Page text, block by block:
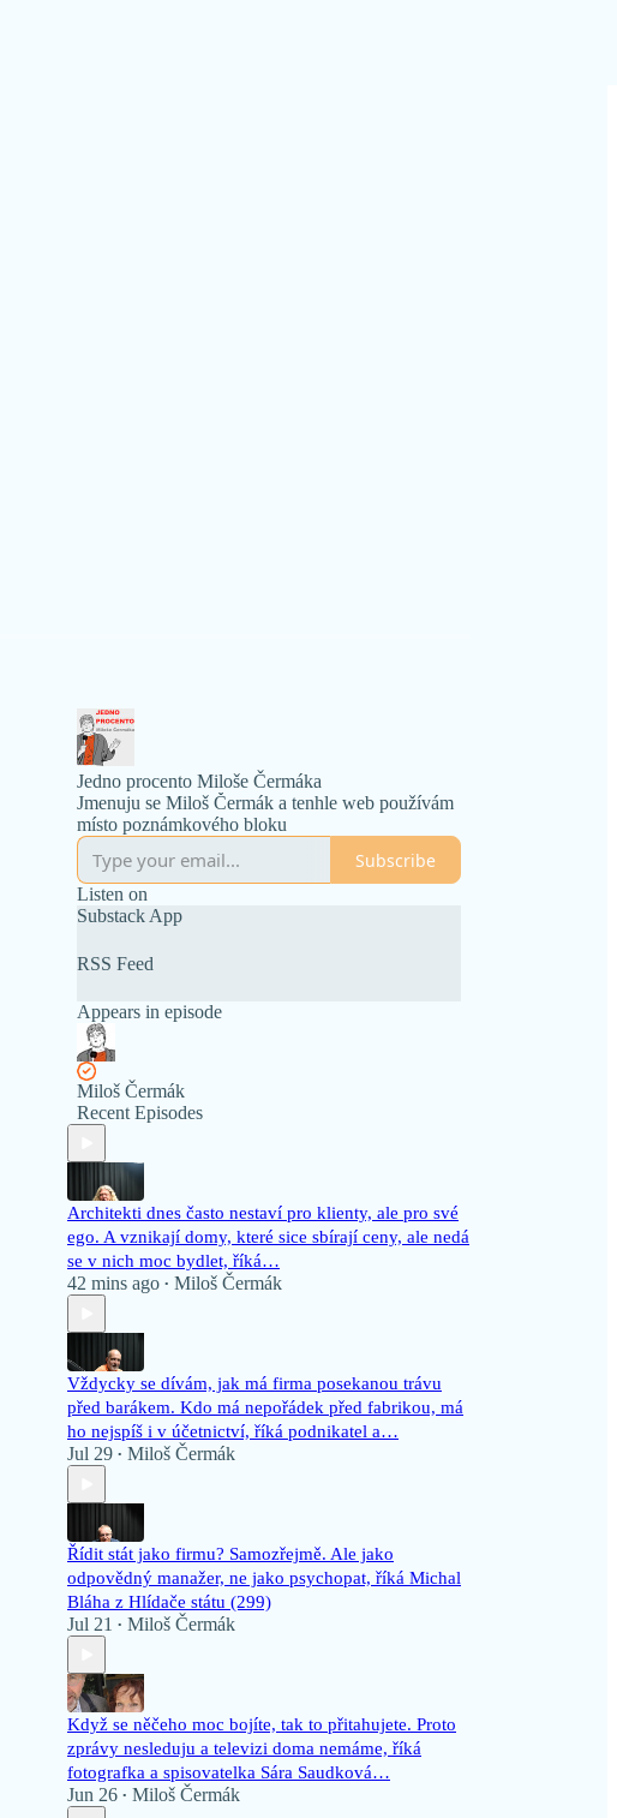
Jedno procento Miloše Čermáka
Jmenuju se Miloš Čermák a tenhle web používám
místo poznámkového bloku
Subscribe
Listen on
Substack App
RSS Feed
Appears in episode
Miloš Čermák
Recent Episodes
Architekti dnes často nestaví pro klienty, ale pro své
ego. A vznikají domy, které sice sbírají ceny, ale nedá
se v nich moc bydlet, říká…
42 mins ago • Miloš Čermák
Vždycky se dívám, jak má firma posekanou trávu
před barákem. Kdo má nepořádek před fabrikou, má
ho nejspíš i v účetnictví, říká podnikatel a…
Jul 29 • Miloš Čermák
Řídit stát jako firmu? Samozřejmě. Ale jako
odpovědný manažer, ne jako psychopat, říká Michal
Bláha z Hlídače státu (299)
Jul 21 • Miloš Čermák
Když se něčeho moc bojíte, tak to přitahujete. Proto
zprávy nesleduju a televizi doma nemáme, říká
fotografka a spisovatelka Sára Saudková…
Jun 26 • Miloš Čermák